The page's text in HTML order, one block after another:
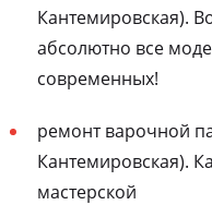
Кантемировская).
абсолютно все
современных!
ремонт варочной
Кантемировская).
мастерской